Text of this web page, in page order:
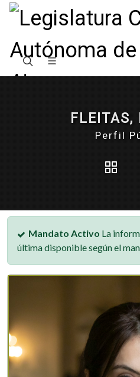
FLEITAS,
Perfil
Mandato Activo La
última disponible según el